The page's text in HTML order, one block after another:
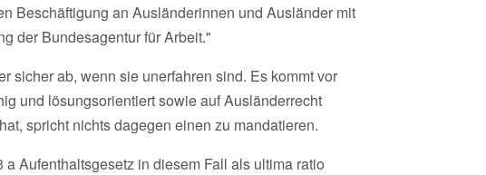
Beschäftigung an Ausländerinnen und Ausländer mit
der Bundesagentur für Arbeit."
sicher ab, wenn sie unerfahren sind. Es kommt vor
und lösungsorientiert sowie auf Ausländerrecht
spricht nichts dagegen einen zu mandatieren.
Aufenthaltsgesetz in diesem Fall als ultima ratio